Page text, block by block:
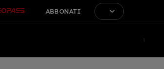
ABBONATI